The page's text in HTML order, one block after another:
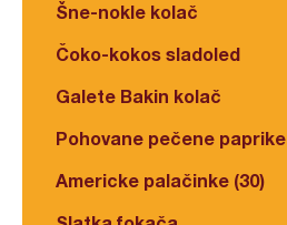
Šne-nokle kolač
Čoko-kokos sladoled
Galete Bakin kolač
Pohovane pečene paprike
Americke palačinke (30)